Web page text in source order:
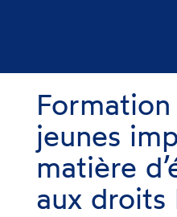
jeunes
matière
aux droits